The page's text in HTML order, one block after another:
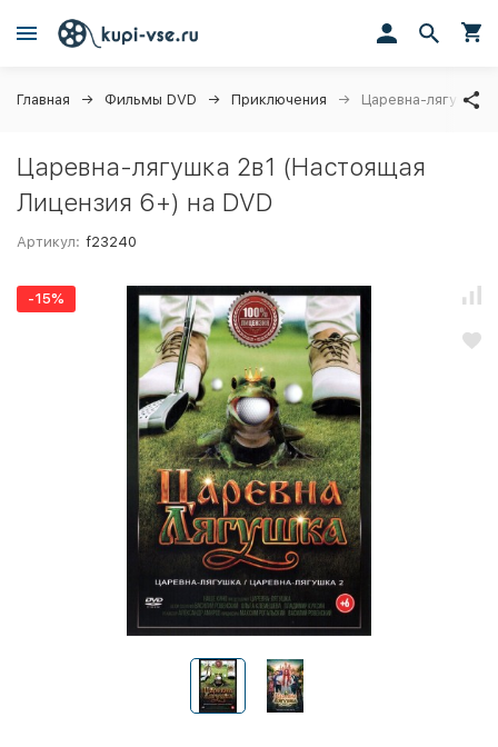
Главная Фильмы DVD Приключения Царевна-лягушка
Царевна-лягушка 2в1 (Настоящая
Лицензия 6+) на DVD
Артикул: f23240
-15%